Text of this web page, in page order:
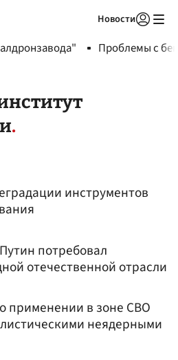
Новости
Проблемы с
инструментов
потребовал
отечественной отрасли
применении в зоне СВО
неядерными